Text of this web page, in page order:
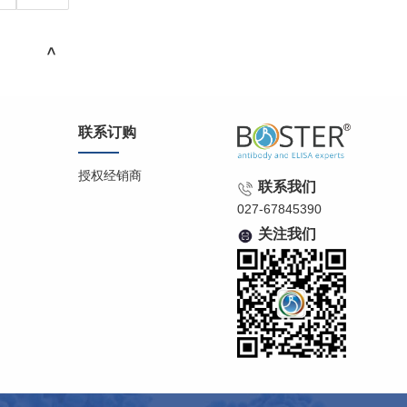
>
联系订购
授权经销商
联系我们
027-67845390
关注我们